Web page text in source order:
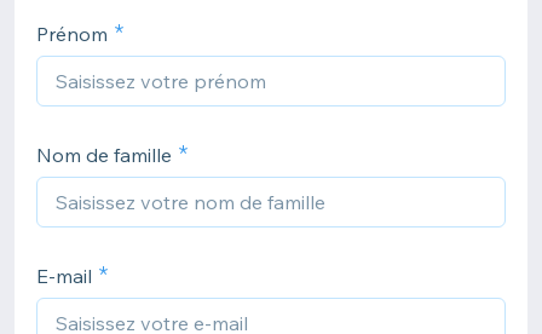
Prénom
Nom de famille
E-mail